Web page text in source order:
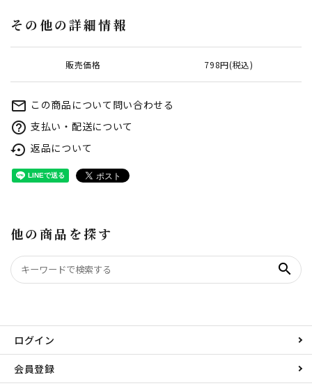
その他の詳細情報
販売価格 798円(税込)
mail_outline この商品について問い合わせる
help_outline 支払い・配送について
settings_backup_restore 返品について
他の商品を探す
search
ログイン
会員登録